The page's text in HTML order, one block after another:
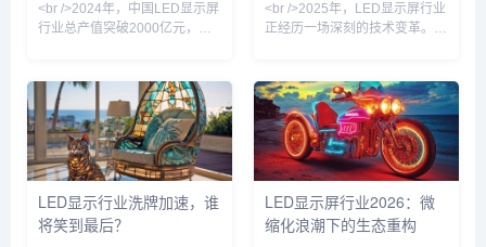
“拼产能”转
<br />2024年，中国LED显示屏
行业总产值突破2000亿元，但
LED（P1.2以下）市占率首次超
过传统DIP产品，Mini LED背光
显示器的全球出货量同比猛增逾
150%。行业共识正在形成：单
纯的“亮度”“刷新率”指标已无法
支撑溢价，取而代之的是“场景
适配力”和“数据交互能力”。从舞
台租赁到指挥中心，从裸眼3D
<br />2025年，LED显示屏行业
正经历一场深刻的技术变革。从
的Micro LED，技术路径的竞争
愈发激烈。多家头部企业已在
COB产线上实现规模化量产，
良率与成本控制取得关键突破，
使得P1.0以下的小间距产品不再
是高端市场的专属。与此同时，
Micro LED虽然尚未完全跨越巨
量转移与修复的成本门槛，但在
LED显示行业洗牌加速，谁
将笑到最后？
LED显示屏行业2026：微
缩化浪潮下的生态重构